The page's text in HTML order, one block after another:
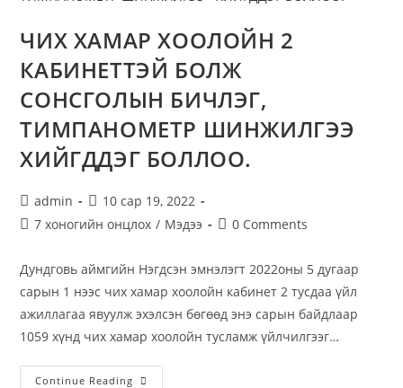
ЧИХ ХАМАР ХООЛОЙН 2
КАБИНЕТТЭЙ БОЛЖ
СОНСГОЛЫН БИЧЛЭГ,
ТИМПАНОМЕТР ШИНЖИЛГЭЭ
ХИЙГДДЭГ БОЛЛОО.
admin
10 сар 19, 2022
7 хоногийн онцлох / Мэдээ 0 Comments
Дундговь аймгийн Нэгдсэн эмнэлэгт 2022оны 5 дугаар
сарын 1 нээс чих хамар хоолойн кабинет 2 тусдаа үйл
ажиллагаа явуулж эхэлсэн бөгөөд энэ сарын байдлаар
1059 хүнд чих хамар хоолойн тусламж үйлчилгээг…
Continue Reading